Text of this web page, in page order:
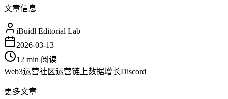
文章信息
iBuidl Editorial Lab
2026-03-13
12 min 阅读
Web3运营社区运营链上数据增长Discord
更多文章